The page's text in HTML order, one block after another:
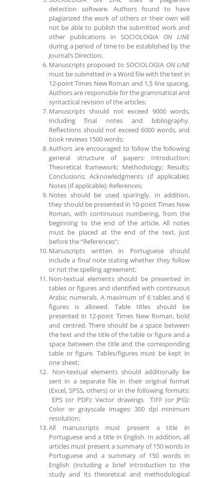
detection software. Authors found to have
plagiarized the work of others or their own will
not be able to publish the submitted work and
other publications in SOCIOLOGIA ON LINE
during a period of time to be established by the
Journal’s Direction;
Manuscripts proposed to SOCIOLOGIA ON LINE
must be submitted in a Word file with the text in
12-point Times New Roman and 1,5 line spacing.
Authors are responsible for the grammatical and
syntactical revision of the articles;
Manuscripts should not exceed 9000 words,
including final notes and bibliography.
Reflections should not exceed 6000 words, and
book reviews 1500 words;
Authors are encouraged to follow the following
general structure of papers: Introduction;
Theoretical framework; Methodology; Results;
Conclusions; Acknowledgments (if applicable);
Notes (if applicable); References;
Notes should be used sparingly. In addition,
they should be presented in 10-point Times New
Roman, with continuous numbering, from the
beginning to the end of the article. All notes
must be placed at the end of the text, just
before the “References”;
Manuscripts written in Portuguese should
include a final note stating whether they follow
or not the spelling agreement;
Non-textual elements should be presented in
tables or figures and identified with continuous
Arabic numerals. A maximum of 6 tables and 6
figures is allowed. Table titles should be
presented in 12-point Times New Roman, bold
and centred. There should be a space between
the text and the title of the table or figure and a
space between the title and the corresponding
table or figure. Tables/figures must be kept in
onesheet;
Non-textual elements should additionally be
sent in a separate file in their original format
(Excel, SPSS, others) or in the following formats:
EPS (or PDF): Vector drawings TIFF (or JPG):
Color or grayscale images: 300 dpi minimum
resolution;
All manuscripts must present a title in
Portuguese and a title in English. In addition, all
articles must present a summary of 150 words in
Portuguese and a summary of 150 words in
English (including a brief introduction to the
study and its theoretical and methodological